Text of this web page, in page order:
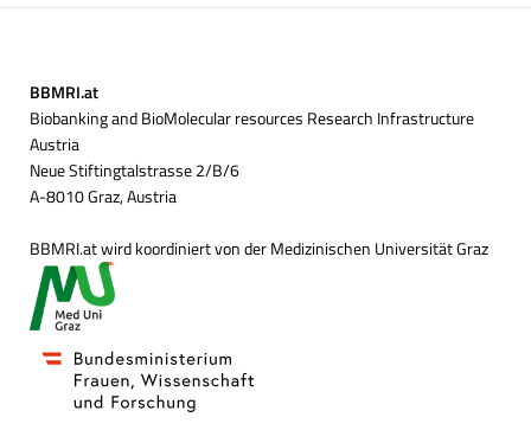
BBMRI.at
Biobanking and BioMolecular resources Research Infrastructure
Austria
Neue Stiftingtalstrasse 2/B/6
A-8010 Graz, Austria
BBMRI.at wird koordiniert von der Medizinischen Universität Graz